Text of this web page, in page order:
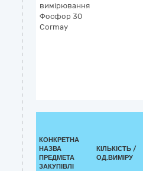
вимірювання
Фосфор 30
Cormay
КОНКРЕТНА
НАЗВА
ПРЕДМЕТА
ЗАКУПІВЛІ
КІЛЬКІСТЬ /
ОД.ВИМІРУ